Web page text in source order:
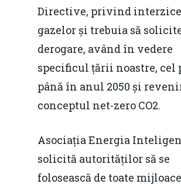
Directive, privind
gazelor și trebuia să
derogare, având în vedere
specificul țării noastre, cel
până în anul 2050 și
conceptul net-zero CO2.
Asociația Energia
solicită autorităților să se
folosească de toate